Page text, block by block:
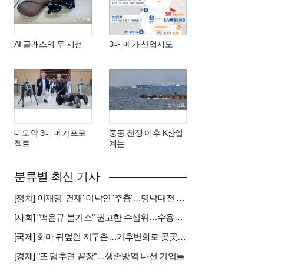
AI 글래스의 두 시선 3대 메가 산업지도
대도약 3대 메가프로
젝트
중동 전쟁 이후 K산업
계는
분류별 최신 기사
[정치] 이재명 '건재' 이낙연 '주춤'…명낙대전 불안한 휴전
[사회] "백운규 불기소" 권고한 수심위…수용땐 줄소송 피할듯
[국제] 화마 뒤덮인 지구촌…기후변화로 곳곳 대형 화재
[경제] "또 멈추면 끝장"…생존방역 나선 기업들